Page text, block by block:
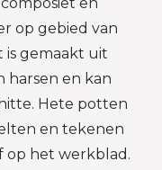
op gebied van
is gemaakt uit
harsen en kan
Hete potten
en tekenen
op het werkblad.